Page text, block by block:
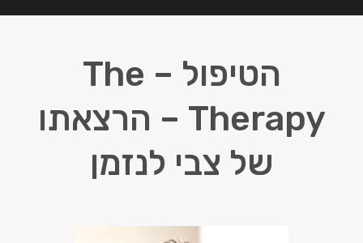
הטיפול – The
Therapy – הרצאתו
של צבי לנזמן